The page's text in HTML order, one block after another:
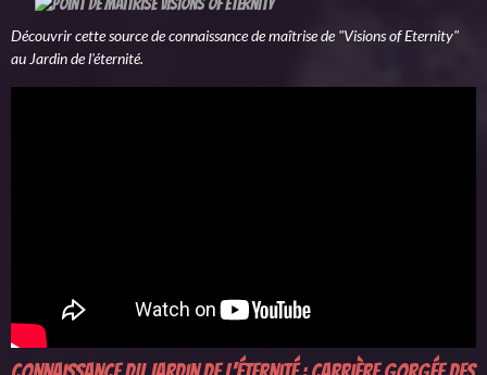
Découvrir cette source de connaissance de maîtrise de "Visions of Eternity"
au Jardin de l'éternité.